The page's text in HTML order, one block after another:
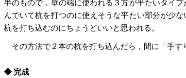
半のもので，壁の端に使われる３方が平たいタイ
んでいて杭を打つのに使えそうな平たい部分が少
杭を打ち込むのにちょうどいいと思われる。
その方法で２本の杭を打ち込んだら，間に「手す
◆ 完成